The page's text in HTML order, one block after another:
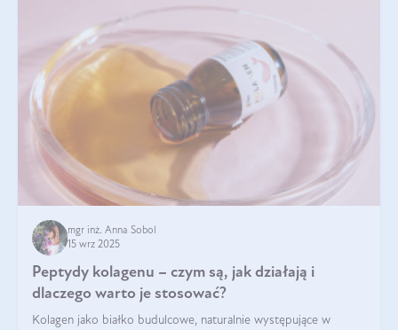
mgr inż. Anna Sobol
15 wrz 2025
Peptydy kolagenu – czym są, jak działają i
dlaczego warto je stosować?
Kolagen jako białko budulcowe, naturalnie występujące w